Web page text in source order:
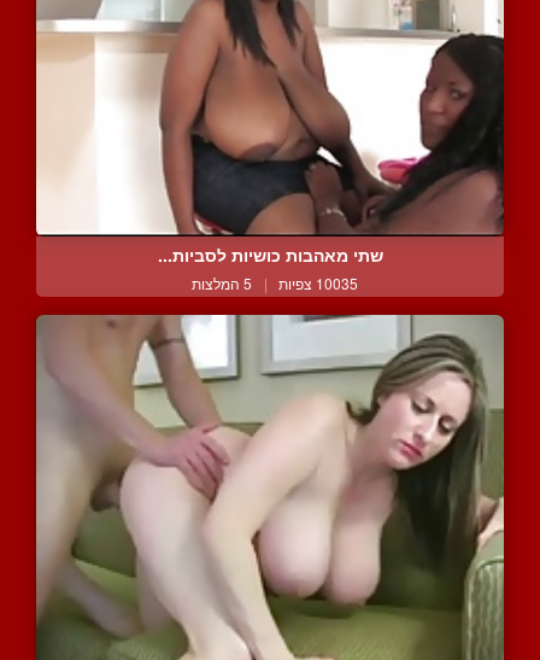
שתי מאהבות כושיות לסביות...
10035 צפיות | 5 המלצות